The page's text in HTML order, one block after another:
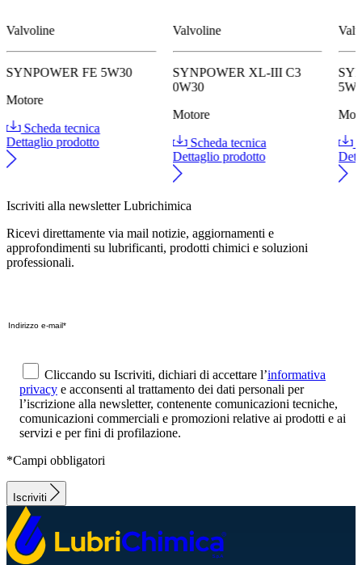
Valvoline
SYNPOWER FE 5W30
Motore
Scheda tecnica
Dettaglio prodotto
Valvoline
SYNPOWER XL-III C3
0W30
Motore
Scheda tecnica
Dettaglio prodotto
Iscriviti alla newsletter Lubrichimica
Ricevi direttamente via mail notizie, aggiornamenti e
approfondimenti su lubrificanti, prodotti chimici e soluzioni
professionali.
Cliccando su Iscriviti, dichiari di accettare l’informativa
privacy e acconsenti al trattamento dei dati personali per
l’iscrizione alla newsletter, contenente comunicazioni tecniche,
comunicazioni commerciali e promozioni relative ai prodotti e ai
servizi e per fini di profilazione.
*Campi obbligatori
Iscriviti